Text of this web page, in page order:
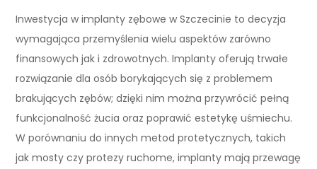
Inwestycja w implanty zębowe w Szczecinie to decyzja
wymagająca przemyślenia wielu aspektów zarówno
finansowych jak i zdrowotnych. Implanty oferują trwałe
rozwiązanie dla osób borykających się z problemem
brakujących zębów; dzięki nim można przywrócić pełną
funkcjonalność żucia oraz poprawić estetykę uśmiechu.
W porównaniu do innych metod protetycznych, takich
jak mosty czy protezy ruchome, implanty mają przewagę